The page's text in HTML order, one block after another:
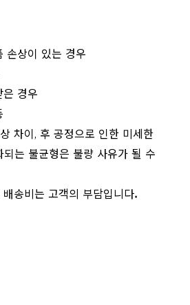
손상이 있는 경우
경우
차이, 후 공정으로 인한 미세한
는 불균형은 불량 사유가 될 수
송비는 고객의 부담입니다.